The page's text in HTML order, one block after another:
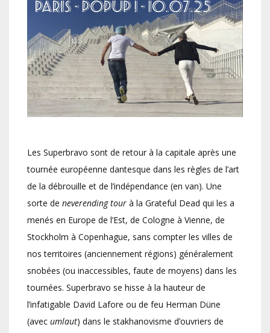
Les Superbravo sont de retour à la capitale après une
tournée européenne dantesque dans les règles de l’art
de la débrouille et de l’indépendance (en van). Une
sorte de neverending tour à la Grateful Dead qui les a
menés en Europe de l’Est, de Cologne à Vienne, de
Stockholm à Copenhague, sans compter les villes de
nos territoires (anciennement régions) généralement
snobées (ou inaccessibles, faute de moyens) dans les
tournées. Superbravo se hisse à la hauteur de
l’infatigable David Lafore ou de feu Herman Düne
(avec umlaut) dans le stakhanovisme d’ouvriers de